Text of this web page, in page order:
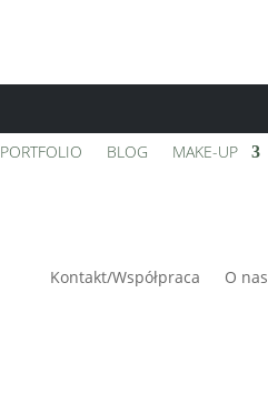
PORTFOLIO BLOG MAKE-UP
Kontakt/Współpraca O nas